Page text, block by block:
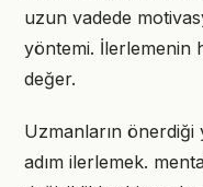
uzun vadede
yöntemi. İlerlemenin
değer.
Uzmanların önerdiği
adım ilerlemek.